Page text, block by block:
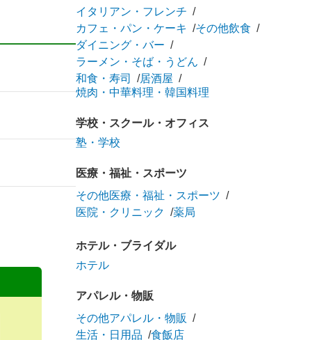
イタリアン・フレンチ
カフェ・パン・ケーキ
その他飲食
ダイニング・バー
ラーメン・そば・うどん
和食・寿司
居酒屋
焼肉・中華料理・韓国料理
学校・スクール・オフィス
塾・学校
医療・福祉・スポーツ
その他医療・福祉・スポーツ
医院・クリニック
薬局
ホテル・ブライダル
ホテル
アパレル・物販
その他アパレル・物販
生活・日用品
食飯店